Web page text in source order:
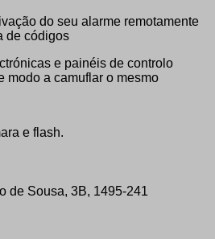
do seu alarme remotamente
de códigos
e painéis de controlo
modo a camuflar o mesmo
e flash.
de Sousa, 3B, 1495-241